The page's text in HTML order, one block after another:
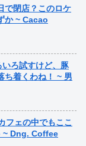
で閉店？このロケ
か ~ Cacao
ろ試すけど、豚
ち着くわね！ ~ 男
フェの中でもここ
~ Dng. Coffee